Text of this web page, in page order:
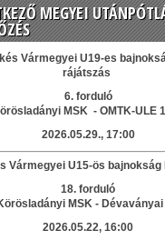
MEGYEI
Vármegyei U19-es
rájátszás
6. forduló
MSK - OMTK-ULE
2026.05.29., 17:00
Vármegyei U15-ös bajnokság
18. forduló
MSK - Dévaványai
2026.05.22, 16:00